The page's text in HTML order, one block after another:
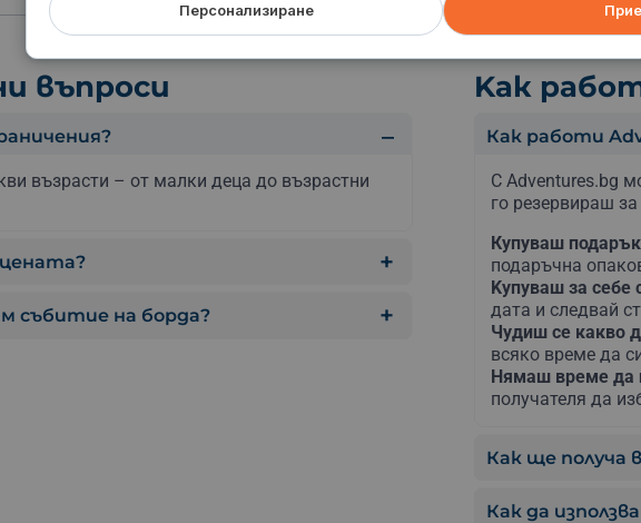
въпроси
възрасти – от малки деца до възрастни
събитие на борда?
Kак
Как работи
С Adventures.bg
го резервираш за
Купуваш
подаръчна
Kупуваш за себе
дата и следвай
Чудиш се какво
всяко време да
Нямаш време да
получателя да
Как ще получа
Как да
Персонализиране